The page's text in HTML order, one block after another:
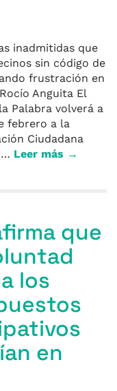
inadmitidas que
sin código de
frustración en
Anguita El
Palabra volverá a
febrero a la
Ciudadana
Leer más →
que
los
en